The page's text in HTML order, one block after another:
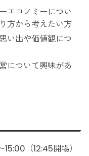
エコノミーについ
方から考えたい方
い出や価値観につ
について興味があ
（12:45開場）